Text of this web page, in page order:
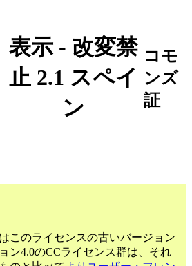
表示 - 改変禁
止 2.1 スペイ
ン
コモ
ンズ
証
このライセンスの古いバージョン
ン4.0のCCライセンス群は、それ